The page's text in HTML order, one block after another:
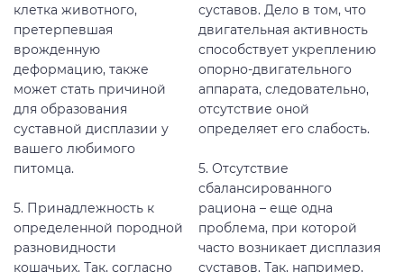
клетка животного,
претерпевшая
врожденную
деформацию, также
может стать причиной
для образования
суставной дисплазии у
вашего любимого
питомца.
5. Принадлежность к
определенной породной
разновидности
кошачьих. Так, согласно
суставов. Дело в том, что
двигательная активность
способствует укреплению
опорно-двигательного
аппарата, следовательно,
отсутствие оной
определяет его слабость.
5. Отсутствие
сбалансированного
рациона – еще одна
проблема, при которой
часто возникает дисплазия
суставов. Так, например,